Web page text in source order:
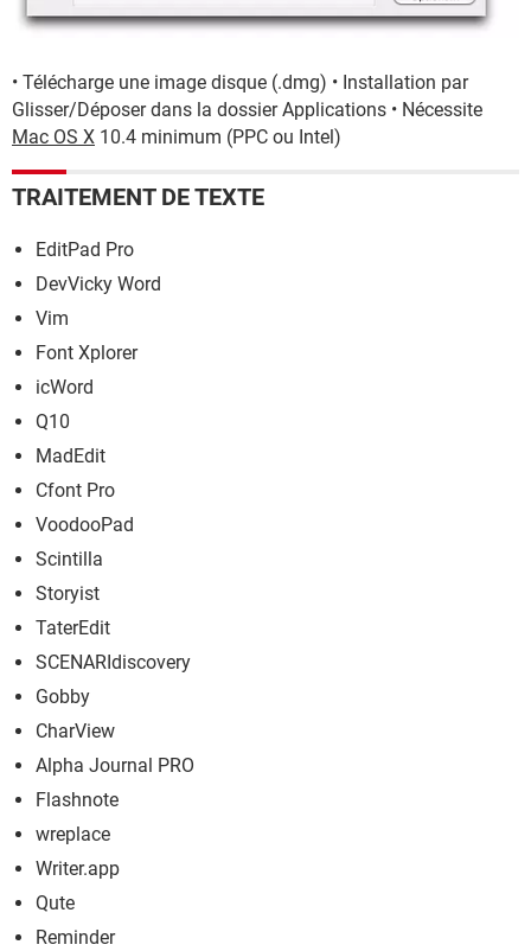
• Télécharge une image disque (.dmg) • Installation par
Glisser/Déposer dans la dossier Applications • Nécessite
Mac OS X 10.4 minimum (PPC ou Intel)
TRAITEMENT DE TEXTE
EditPad Pro
DevVicky Word
Vim
Font Xplorer
icWord
Q10
MadEdit
Cfont Pro
VoodooPad
Scintilla
Storyist
TaterEdit
SCENARIdiscovery
Gobby
CharView
Alpha Journal PRO
Flashnote
wreplace
Writer.app
Qute
Reminder